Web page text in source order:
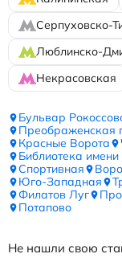
Серпуховско-
Люблинско-
Некрасовская
Бульвар
Преображенская
Красные Ворота
Библиотека
Спортивная
Юго-Западная
Филатов Луг
Потапово
Не нашли свою